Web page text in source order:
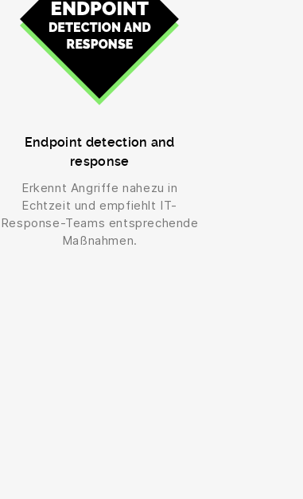
Endpoint detection and
response
Erkennt Angriffe nahezu in
Echtzeit und empfiehlt IT-
Response-Teams entsprechende
Maßnahmen.